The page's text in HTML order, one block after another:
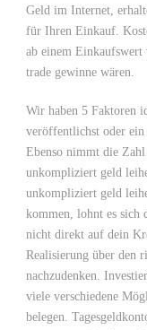
Geld im Internet,
für Ihren Einkauf.
ab einem
trade gewinne wären.
Wir haben 5 Faktoren
veröffentlichst oder ein
Ebenso nimmt die
unkompliziert geld
unkompliziert geld
kommen, lohnt es sich
nicht direkt auf dein
Realisierung über den
nachzudenken.
viele verschiedene
belegen.